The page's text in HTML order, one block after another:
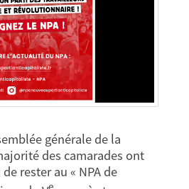
générale de la
des camarades ont
rester au « NPA de
e